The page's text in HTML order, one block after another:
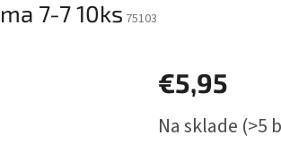
7-7 10ks 75103
€5,95
cena:
Na sklade (>5